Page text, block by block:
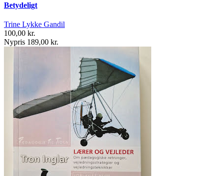
Betydeligt
Trine Lykke Gandil
100,00 kr.
Nypris 189,00 kr.